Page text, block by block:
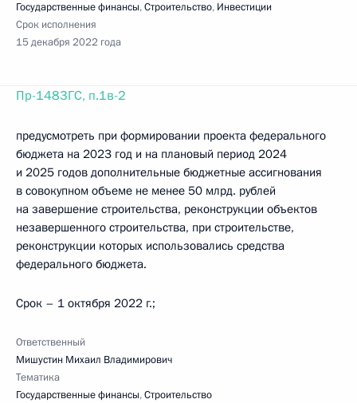
Государственные финансы,Строительство, Инвестиции
Срок исполнения
15 декабря 2022 года
Пр-1483ГС, п.1в-2
предусмотреть при формировании проекта федерального
бюджета на 2023 год и на плановый период 2024
и 2025 годов дополнительные бюджетные ассигнования
в совокупном объеме не менее 50 млрд. рублей
на завершение строительства, реконструкции объектов
незавершенного строительства, при строительстве,
реконструкции которых использовались средства
федерального бюджета.
Срок – 1 октября 2022 г.;
Ответственный
Мишустин Михаил Владимирович
Тематика
Государственные финансы,Строительство